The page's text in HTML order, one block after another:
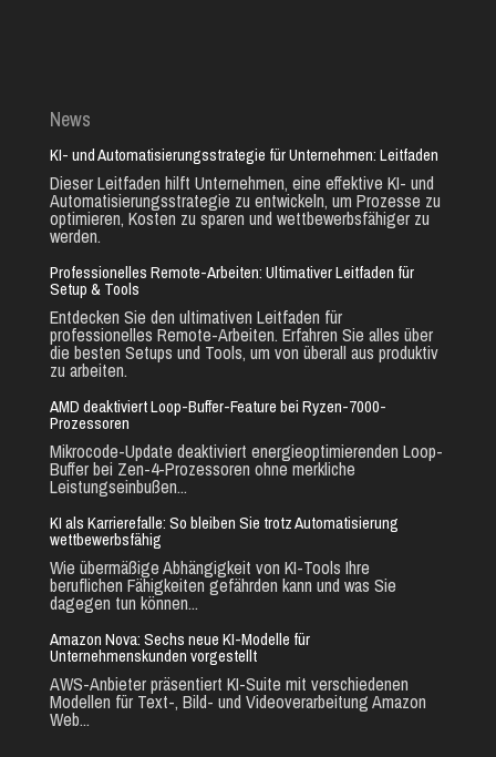
News
KI- und Automatisierungsstrategie für Unternehmen: Leitfaden
Dieser Leitfaden hilft Unternehmen, eine effektive KI- und
Automatisierungsstrategie zu entwickeln, um Prozesse zu
optimieren, Kosten zu sparen und wettbewerbsfähiger zu
werden.
Professionelles Remote-Arbeiten: Ultimativer Leitfaden für
Setup & Tools
Entdecken Sie den ultimativen Leitfaden für
professionelles Remote-Arbeiten. Erfahren Sie alles über
die besten Setups und Tools, um von überall aus produktiv
zu arbeiten.
AMD deaktiviert Loop-Buffer-Feature bei Ryzen-7000-
Prozessoren
Mikrocode-Update deaktiviert energieoptimierenden Loop-
Buffer bei Zen-4-Prozessoren ohne merkliche
Leistungseinbußen...
KI als Karrierefalle: So bleiben Sie trotz Automatisierung
wettbewerbsfähig
Wie übermäßige Abhängigkeit von KI-Tools Ihre
beruflichen Fähigkeiten gefährden kann und was Sie
dagegen tun können...
Amazon Nova: Sechs neue KI-Modelle für
Unternehmenskunden vorgestellt
AWS-Anbieter präsentiert KI-Suite mit verschiedenen
Modellen für Text-, Bild- und Videoverarbeitung Amazon
Web...